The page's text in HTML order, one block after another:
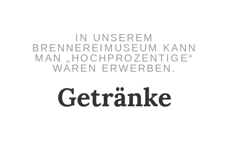
IN UNSEREM
BRENNEREIMUSEUM KANN
MAN „HOCHPROZENTIGE“
WAREN ERWERBEN.
Getränke